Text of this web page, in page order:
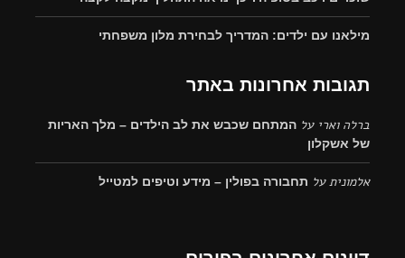
מילאנו עם ילדים: המדריך לבחירת מלון משפחתי
תגובות אחרונות באתר
ברלה וארי על המתחם שכבש את לב הילדים – מלך האריות
של אשקלון
אלמוניתעל תחבורה בפולין – מידע וטיפים למטייל